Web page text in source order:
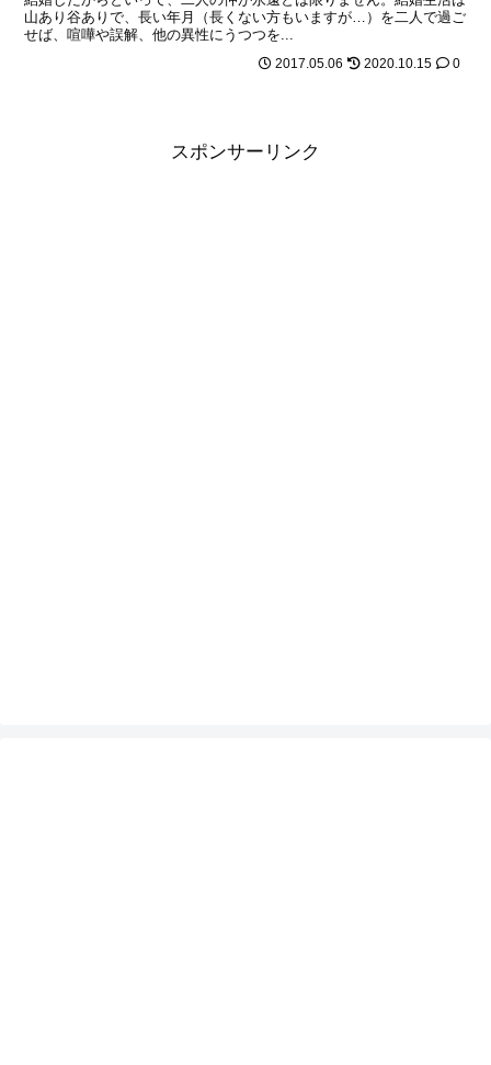
山あり谷ありで、長い年月（長くない方もいますが…）を二人で過ご
せば、喧嘩や誤解、他の異性にうつつを...
2017.05.06 2020.10.15 0
スポンサーリンク